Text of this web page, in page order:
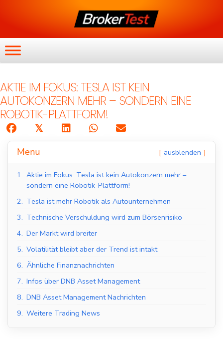
AKTIE IM FOKUS: TESLA IST KEIN
AUTOKONZERN MEHR – SONDERN EINE
ROBOTIK-PLATTFORM!
𝕏
Menu ausblenden
1. Aktie im Fokus: Tesla ist kein Autokonzern mehr –
sondern eine Robotik-Plattform!
2. Tesla ist mehr Robotik als Autounternehmen
3. Technische Verschuldung wird zum Börsenrisiko
4. Der Markt wird breiter
5. Volatilität bleibt aber der Trend ist intakt
6. Ähnliche Finanznachrichten
7. Infos über DNB Asset Management
8. DNB Asset Management Nachrichten
9. Weitere Trading News